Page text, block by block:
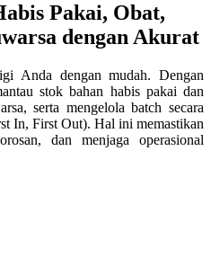
Pakai, Obat,
dengan Akurat
Anda dengan mudah. Dengan
stok bahan habis pakai dan
serta mengelola batch secara
In, First Out). Hal ini memastikan
dan menjaga operasional